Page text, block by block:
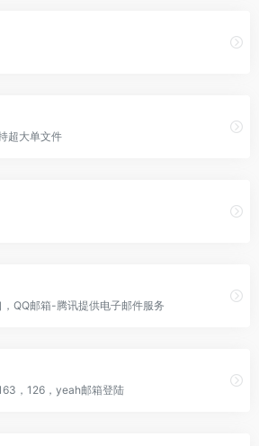
超大单文件
QQ邮箱-腾讯提供电子邮件服务
，126，yeah邮箱登陆